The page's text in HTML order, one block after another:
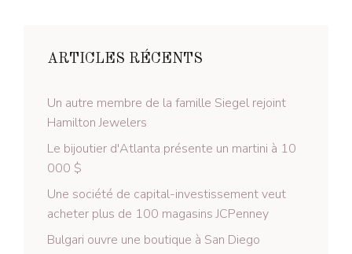
ARTICLES RÉCENTS
Un autre membre de la famille Siegel rejoint
Hamilton Jewelers
Le bijoutier d'Atlanta présente un martini à 10
000 $
Une société de capital-investissement veut
acheter plus de 100 magasins JCPenney
Bulgari ouvre une boutique à San Diego